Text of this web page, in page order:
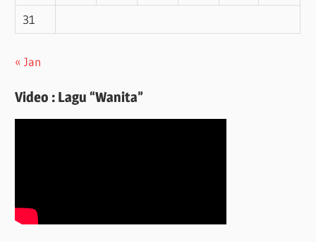
31
« Jan
Video : Lagu “Wanita”